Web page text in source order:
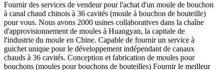
Fournir des services de vendeur pour l'achat d'un moule de bouchon
à canal chaud chinois à 36 cavités (moule à bouchon de bouteille)
pour vous. Nous avons 2000 usines collaboratives dans la chaîne
d'approvisionnement de moules à Huangyan, la capitale de
l'industrie du moule en Chine. Capable de fournir un service à
guichet unique pour le développement indépendant de canaux
chauds à 36 cavités. Conception et fabrication de moules pour
bouchons (moules pour bouchons de bouteilles) Fournir le meilleur